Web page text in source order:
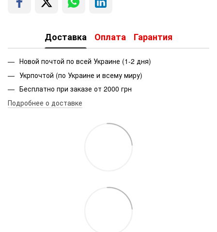
Доставка Оплата Гарантия
Новой почтой по всей Украине (1-2 дня)
Укрпочтой (по Украине и всему миру)
Бесплатно при заказе от 2000 грн
Подробнее о доставке